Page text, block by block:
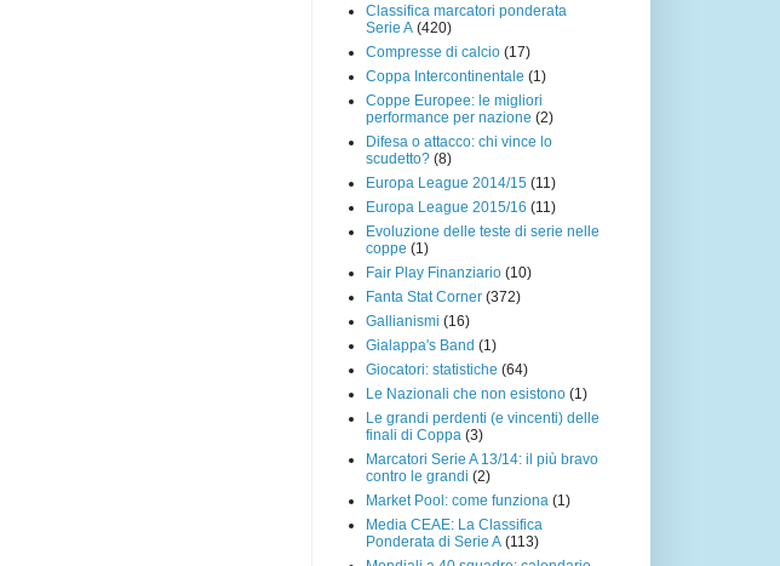
Classifica marcatori ponderata
Serie A (420)
Compresse di calcio (17)
Coppa Intercontinentale (1)
Coppe Europee: le migliori
performance per nazione (2)
Difesa o attacco: chi vince lo
scudetto? (8)
Europa League 2014/15 (11)
Europa League 2015/16 (11)
Evoluzione delle teste di serie nelle
coppe (1)
Fair Play Finanziario (10)
Fanta Stat Corner (372)
Gallianismi (16)
Gialappa's Band (1)
Giocatori: statistiche (64)
Le Nazionali che non esistono (1)
Le grandi perdenti (e vincenti) delle
finali di Coppa (3)
Marcatori Serie A 13/14: il più bravo
contro le grandi (2)
Market Pool: come funziona (1)
Media CEAE: La Classifica
Ponderata di Serie A (113)